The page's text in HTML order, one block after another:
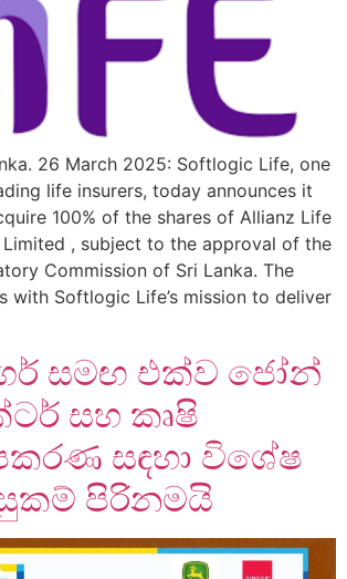
26 March 2025: Softlogic Life, one
life insurers, today announces it
100% of the shares of Allianz Life
Limited , subject to the approval of the
Commission of Sri Lanka. The
with Softlogic Life’s mission to deliver
සමඟ එක්ව ජෝන්
සහ කෘෂි
සඳහා විශේෂ
පිරිනමයි